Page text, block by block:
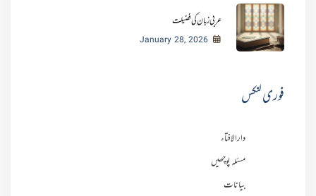
عربی زبان کی فضیلت
January 28, 2026
فوری لنکس
دارالافتاء
مسئلہ پوچھیں
بیانات